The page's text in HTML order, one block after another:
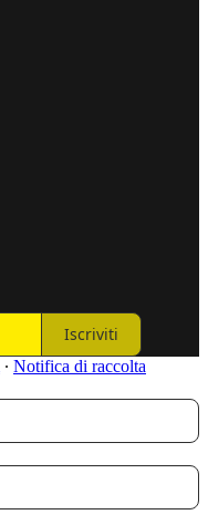
Iscriviti
∙ Notifica di raccolta